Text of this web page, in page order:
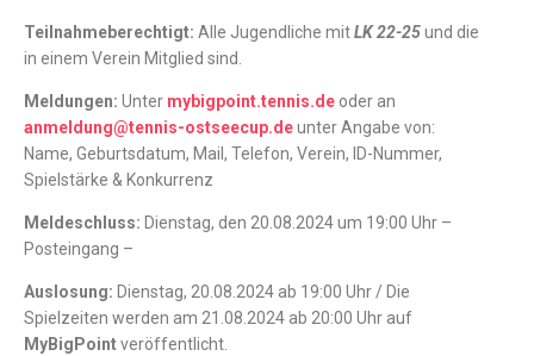
Teilnahmeberechtigt: Alle Jugendliche mitLK 22-25und die
in einem Verein Mitglied sind.
Meldungen: Unter mybigpoint.tennis.de oder an
anmeldung@tennis-ostseecup.deunter Angabe von:
Name, Geburtsdatum, Mail, Telefon, Verein, ID-Nummer,
Spielstärke & Konkurrenz
Meldeschluss: Dienstag, den 20.08.2024 um 19:00 Uhr –
Posteingang –
Auslosung: Dienstag, 20.08.2024 ab 19:00 Uhr / Die
Spielzeiten werden am 21.08.2024 ab 20:00 Uhr auf
MyBigPointveröffentlicht.